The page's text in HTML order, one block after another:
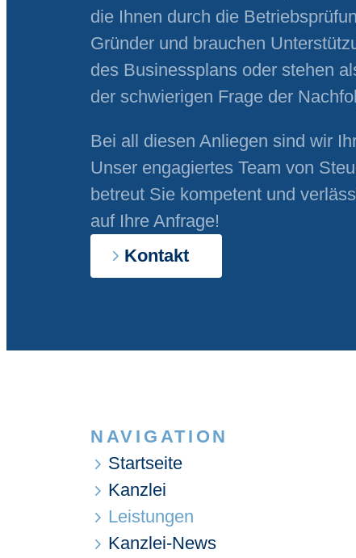
die Ihnen durch die
Gründer und brauchen
des Businessplans oder stehen
der schwierigen Frage der
Bei all diesen Anliegen sind wir
Unser engagiertes Team von
betreut Sie kompetent und
auf Ihre Anfrage!
Kontakt
NAVIGATION
Startseite
Kanzlei
Leistungen
Kanzlei-News